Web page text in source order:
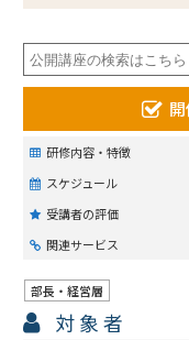
研修内容・特徴
スケジュール
受講者の評価
関連サービス
対象者
部長・経営層